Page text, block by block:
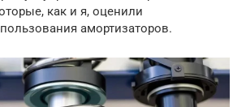
как и я, оценили
амортизаторов.